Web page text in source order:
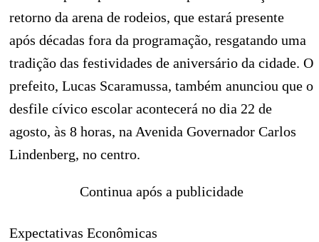
retorno da arena de rodeios, que estará presente
após décadas fora da programação, resgatando uma
tradição das festividades de aniversário da cidade. O
prefeito, Lucas Scaramussa, também anunciou que o
desfile cívico escolar acontecerá no dia 22 de
agosto, às 8 horas, na Avenida Governador Carlos
Lindenberg, no centro.
Continua após a publicidade
Expectativas Econômicas